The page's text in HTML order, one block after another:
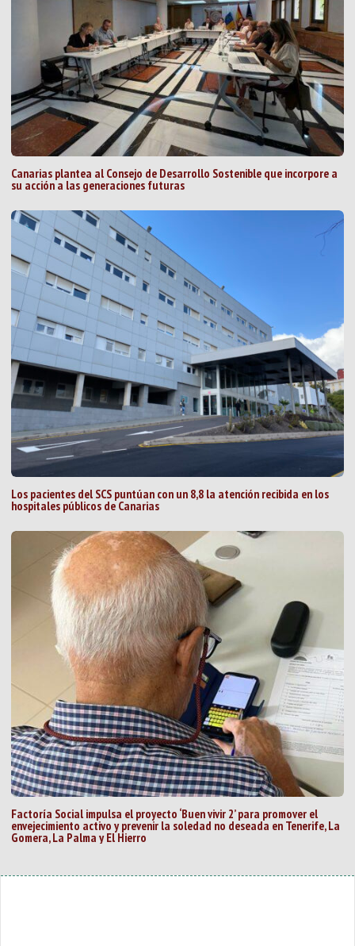
Canarias plantea al Consejo de Desarrollo Sostenible que incorpore a
su acción a las generaciones futuras
Los pacientes del SCS puntúan con un 8,8 la atención recibida en los
hospitales públicos de Canarias
Factoría Social impulsa el proyecto ‘Buen vivir 2’ para promover el
envejecimiento activo y prevenir la soledad no deseada en Tenerife, La
Gomera, La Palma y El Hierro